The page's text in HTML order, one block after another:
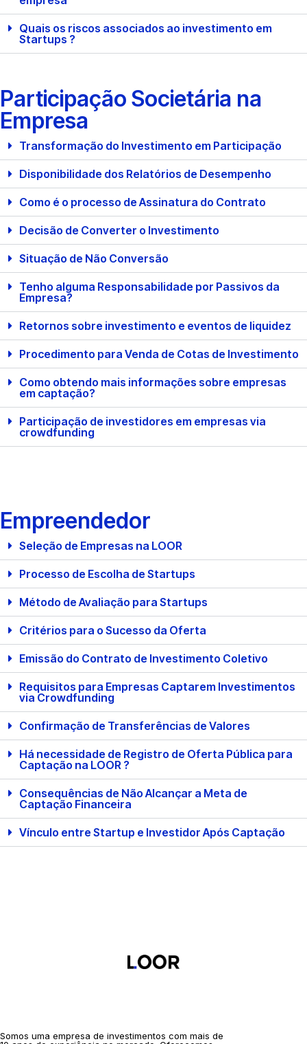
Quais os riscos associados ao investimento em
Startups ?
Participação Societária na
Empresa
Transformação do Investimento em Participação
Disponibilidade dos Relatórios de Desempenho
Como é o processo de Assinatura do Contrato
Decisão de Converter o Investimento
Situação de Não Conversão
Tenho alguma Responsabilidade por Passivos da
Empresa?
Retornos sobre investimento e eventos de liquidez
Procedimento para Venda de Cotas de Investimento
Como obtendo mais informações sobre empresas
em captação?
Participação de investidores em empresas via
crowdfunding
Empreendedor
Seleção de Empresas na LOOR
Processo de Escolha de Startups
Método de Avaliação para Startups
Critérios para o Sucesso da Oferta
Emissão do Contrato de Investimento Coletivo
Requisitos para Empresas Captarem Investimentos
via Crowdfunding
Confirmação de Transferências de Valores
Há necessidade de Registro de Oferta Pública para
Captação na LOOR ?
Consequências de Não Alcançar a Meta de
Captação Financeira
Vínculo entre Startup e Investidor Após Captação
Somos uma empresa de investimentos com mais de